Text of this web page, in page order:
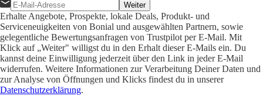
Weiter
Erhalte Angebote, Prospekte, lokale Deals, Produkt- und
Serviceneuigkeiten von Bonial und ausgewählten Partnern, sowie
gelegentliche Bewertungsanfragen von Trustpilot per E-Mail. Mit
Klick auf „Weiter" willigst du in den Erhalt dieser E-Mails ein. Du
kannst deine Einwilligung jederzeit über den Link in jeder E-Mail
widerrufen. Weitere Informationen zur Verarbeitung Deiner Daten und
zur Analyse von Öffnungen und Klicks findest du in unserer
Datenschutzerklärung.